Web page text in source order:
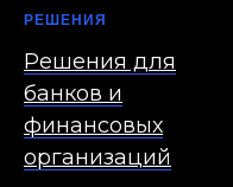
РЕШЕНИЯ
Решения для
банков и
финансовых
организаций